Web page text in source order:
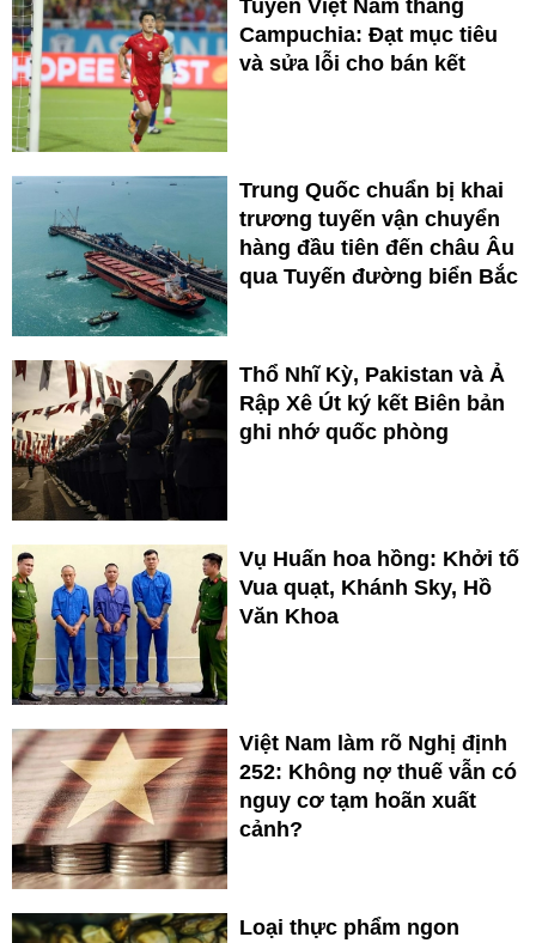
Tuyển Việt Nam thắng
Campuchia: Đạt mục tiêu
và sửa lỗi cho bán kết
Trung Quốc chuẩn bị khai
trương tuyến vận chuyển
hàng đầu tiên đến châu Âu
qua Tuyến đường biển Bắc
Thổ Nhĩ Kỳ, Pakistan và Ả
Rập Xê Út ký kết Biên bản
ghi nhớ quốc phòng
Vụ Huấn hoa hồng: Khởi tố
Vua quạt, Khánh Sky, Hồ
Văn Khoa
Việt Nam làm rõ Nghị định
252: Không nợ thuế vẫn có
nguy cơ tạm hoãn xuất
cảnh?
Loại thực phẩm ngon